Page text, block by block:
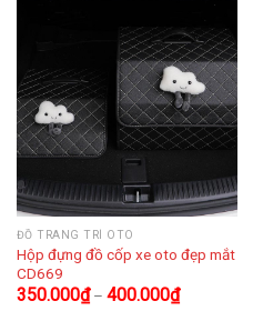
ĐỒ TRANG TRÍ OTO
Hộp đựng đồ cốp xe oto đẹp mắt
CD669
350.000₫– 400.000₫